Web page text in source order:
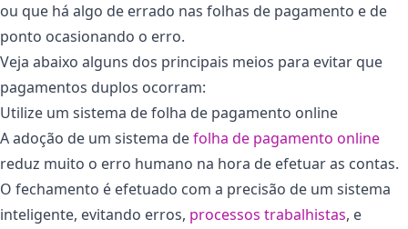
ou que há algo de errado nas folhas de pagamento e de
ponto ocasionando o erro.
Veja abaixo alguns dos principais meios para evitar que
pagamentos duplos ocorram:
Utilize um sistema de folha de pagamento online
A adoção de um sistema defolha de pagamento online
reduz muito o erro humano na hora de efetuar as contas.
O fechamento é efetuado com a precisão de um sistema
inteligente, evitando erros, processos trabalhistas, e